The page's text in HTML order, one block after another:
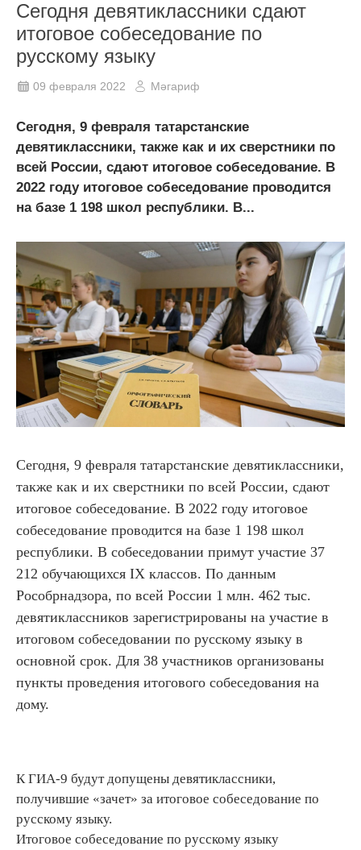
Сегодня девятиклассники сдают
итоговое собеседование по
русскому языку
09 февраля 2022 Мәгариф
Сегодня, 9 февраля татарстанские
девятиклассники, также как и их сверстники по
всей России, сдают итоговое собеседование. В
2022 году итоговое собеседование проводится
на базе 1 198 школ республики. В...
Сегодня, 9 февраля татарстанские девятиклассники,
также как и их сверстники по всей России, сдают
итоговое собеседование. В 2022 году итоговое
собеседование проводится на базе 1 198 школ
республики. В собеседовании примут участие 37
212 обучающихся IX классов. По данным
Рособрнадзора, по всей России 1 млн. 462 тыс.
девятиклассников зарегистрированы на участие в
итоговом собеседовании по русскому языку в
основной срок. Для 38 участников организованы
пункты проведения итогового собеседования на
дому.
К ГИА-9 будут допущены девятиклассники,
получившие «зачет» за итоговое собеседование по
русскому языку.
Итоговое собеседование по русскому языку